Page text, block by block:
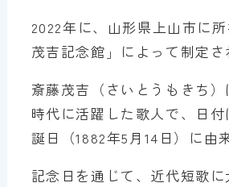
2022年に、山形県上山市に
茂吉記念館」によって制定さ
斎藤茂吉（さいとうもきち
時代に活躍した歌人で、日
誕日（1882年5月14日）に由
記念日を通じて、近代短歌